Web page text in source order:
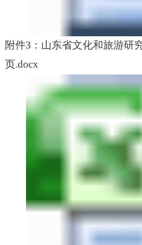
附件3：山东省文化和旅游研
页.docx